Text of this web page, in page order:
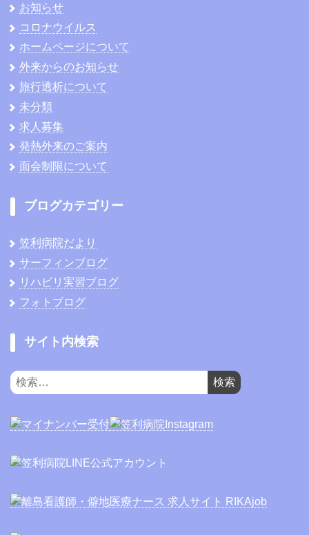
お知らせ
コロナウイルス
ホームページについて
外来からのお知らせ
旅行透析について
未分類
求人募集
発熱外来のご案内
面会制限について
ブログカテゴリー
笠利病院だより
サーフィンブログ
リハビリ実習ブログ
フォトブログ
サイト内検索
検
索: